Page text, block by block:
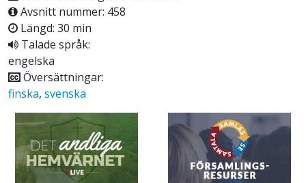
Avsnitt nummer: 458
Längd: 30 min
Talade språk:
engelska
Översättningar:
finska, svenska